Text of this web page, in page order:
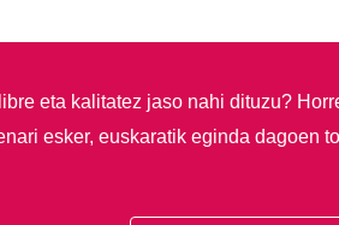
eta kalitatez jaso nahi dituzu?
esker, euskaratik eginda dagoen